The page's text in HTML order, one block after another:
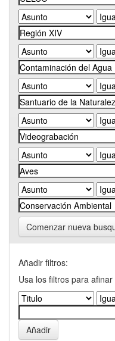
Comenzar nueva
Añadir filtros:
Usa los filtros para